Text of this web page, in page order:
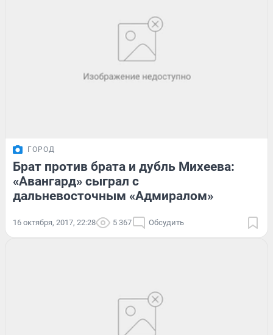
ГОРОД
Брат против брата и дубль Михеева:
«Авангард» сыграл с
дальневосточным «Адмиралом»
16 октября, 2017, 22:28 5 367 Обсудить